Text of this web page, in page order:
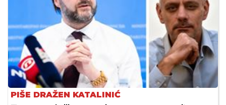
PIŠE DRAŽEN KATALINIĆ